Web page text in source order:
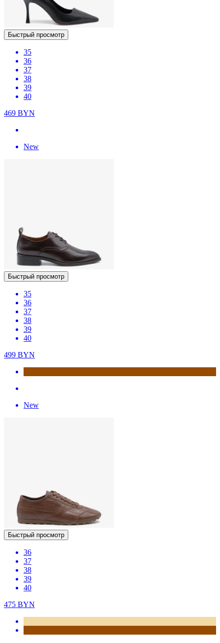
Быстрый просмотр
35
36
37
38
39
40
469 BYN
New
Быстрый просмотр
35
36
37
38
39
40
499 BYN
New
Быстрый просмотр
36
37
38
39
40
475 BYN